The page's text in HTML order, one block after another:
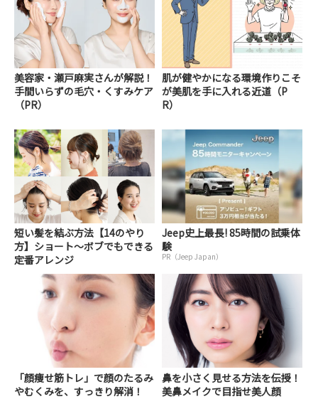
美容家・瀬戸麻実さんが解説！
手間いらずの毛穴・くすみケア
（PR）
肌が健やかになる環境作りこそ
が美肌を手に入れる近道（P
R）
短い髪を結ぶ方法【14のやり
方】ショート～ボブでもできる
定番アレンジ
Jeep史上最長! 85時間の試乗体
験
PR（Jeep Japan）
「顔痩せ筋トレ」で顔のたるみ
やむくみを、すっきり解消！
鼻を小さく見せる方法を伝授！
美鼻メイクで目指せ美人顔